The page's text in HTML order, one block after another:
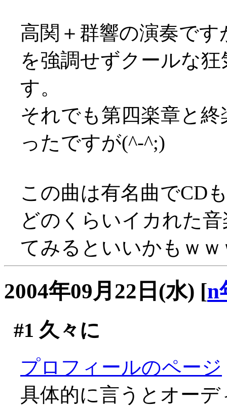
高関＋群響の演奏で
を強調せずクールな
す。
それでも第四楽章と
ったですが(^-^;)
この曲は有名曲でCD
どのくらいイカれた
てみるといいかもｗｗ
2004年09月22日(水) [n
#1 久々に
プロフィールのページ
具体的に言うとオー